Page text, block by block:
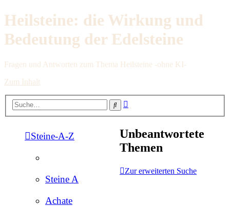
Heilsteine: die Wirkung und
Bedeutung der Edelsteine
Fragen und Antworten zum Thema Heilsteine -ohne KI-
Zum Inhalt
Suche
Steine-A-Z
Steine A
Achate
Unbeantwortete
Themen
Zur erweiterten Suche